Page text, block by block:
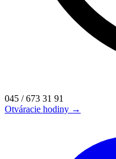
045 / 673 31 91
Otváracie hodiny →